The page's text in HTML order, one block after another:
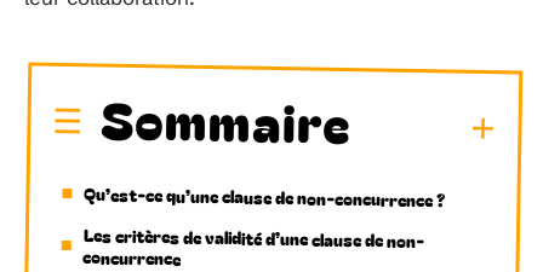
Sommaire
Qu’est-ce qu’une clause de non-concurrence ?
Les critères de validité d’une clause de non-
concurrence